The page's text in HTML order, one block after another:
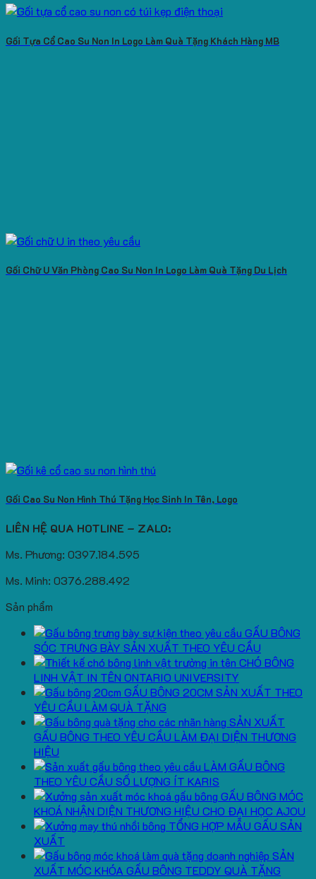
Gối Tựa Cổ Cao Su Non In Logo Làm Quà Tặng Khách Hàng MB
Gối Chữ U Văn Phòng Cao Su Non In Logo Làm Quà Tặng Du Lịch
Gối Cao Su Non Hình Thú Tặng Học Sinh In Tên, Logo
LIÊN HỆ QUA HOTLINE – ZALO:
Ms. Phương: 0397.184.595
Ms. Minh: 0376.288.492
Sản phẩm
GẤU BÔNG
SÓC TRƯNG BÀY SẢN XUẤT THEO YÊU CẦU
CHÓ BÔNG
LINH VẬT IN TÊN ONTARIO UNIVERSITY
GẤU BÔNG 20CM SẢN XUẤT THEO
YÊU CẦU LÀM QUÀ TẶNG
SẢN XUẤT
GẤU BÔNG THEO YÊU CẦU LÀM ĐẠI DIỆN THƯƠNG
HIỆU
LÀM GẤU BÔNG
THEO YÊU CẦU SỐ LƯỢNG ÍT KARIS
GẤU BÔNG MÓC
KHOÁ NHẬN DIỆN THƯƠNG HIỆU CHO ĐẠI HỌC AJOU
TỔNG HỢP MẪU GẤU SẢN
XUẤT
SẢN
XUẤT MÓC KHÓA GẤU BÔNG TEDDY QUÀ TẶNG